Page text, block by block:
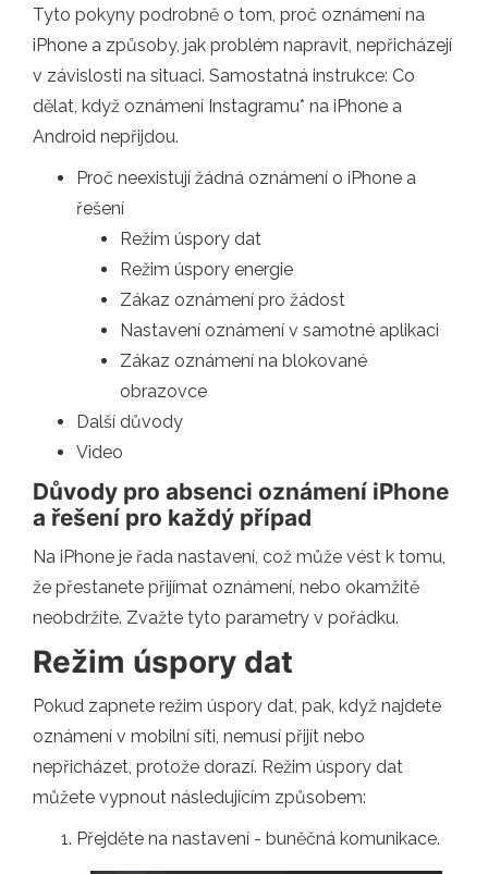
Tyto pokyny podrobně o tom, proč oznámení na
iPhone a způsoby, jak problém napravit, nepřicházejí
v závislosti na situaci. Samostatná instrukce: Co
dělat, když oznámení Instagramu* na iPhone a
Android nepřijdou.
Proč neexistují žádná oznámení o iPhone a
řešení
Režim úspory dat
Režim úspory energie
Zákaz oznámení pro žádost
Nastavení oznámení v samotné aplikaci
Zákaz oznámení na blokované
obrazovce
Další důvody
Video
Důvody pro absenci oznámení iPhone
a řešení pro každý případ
Na iPhone je řada nastavení, což může vést k tomu,
že přestanete přijímat oznámení, nebo okamžitě
neobdržíte. Zvažte tyto parametry v pořádku.
Režim úspory dat
Pokud zapnete režim úspory dat, pak, když najdete
oznámení v mobilní síti, nemusí přijít nebo
nepřicházet, protože dorazí. Režim úspory dat
můžete vypnout následujícím způsobem:
Přejděte na nastavení - buněčná komunikace.